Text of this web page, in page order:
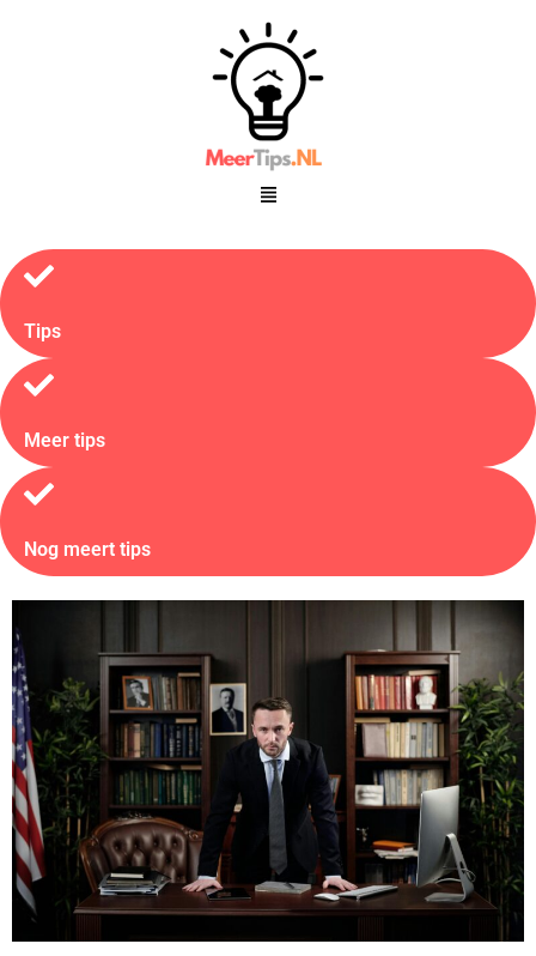
Tips
Meer tips
Nog meert tips